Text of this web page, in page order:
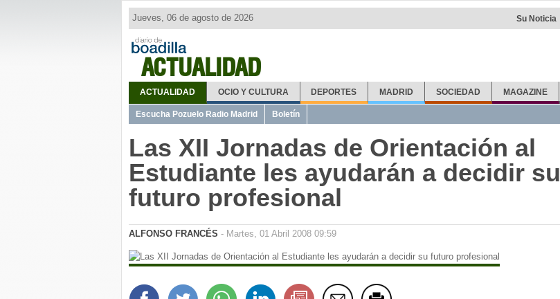
ACTUALIDAD
Jueves, 06 de agosto de 2026 Su Noticia
ACTUALIDAD OCIO Y CULTURA DEPORTES MADRID SOCIEDAD MAGAZINE
Escucha Pozuelo Radio Madrid Boletín
Las XII Jornadas de Orientación al
Estudiante les ayudarán a decidir su
futuro profesional
ALFONSO FRANCÉS - Martes, 01 Abril 2008 09:59